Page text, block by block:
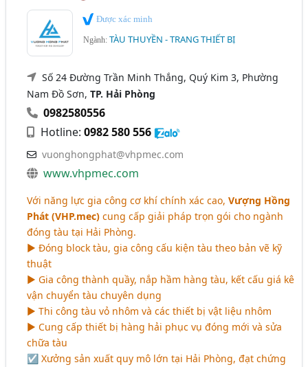
Được xác minh
Ngành:TÀU THUYỀN - TRANG THIẾT BỊ
Số 24 Đường Trần Minh Thắng, Quý Kim 3, Phường
Nam Đồ Sơn,TP. Hải Phòng
0982580556
Hotline:0982 580 556
vuonghongphat@vhpmec.com
www.vhpmec.com
Với năng lực gia công cơ khí chính xác cao,Vượng Hồng
Phát (VHP.mec) cung cấp giải pháp trọn gói cho ngành
đóng tàu tại Hải Phòng.
► Đóng block tàu, gia công cấu kiện tàu theo bản vẽ kỹ
thuật
► Gia công thành quầy, nắp hầm hàng tàu, kết cấu giá kê
vận chuyển tàu chuyên dụng
► Thi công tàu vỏ nhôm và các thiết bị vật liệu nhôm
► Cung cấp thiết bị hàng hải phục vụ đóng mới và sửa
chữa tàu
☑ Xưởng sản xuất quy mô lớn tại Hải Phòng, đạt chứng